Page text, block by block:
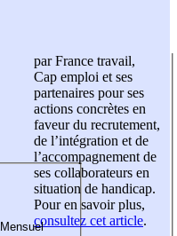
par France travail,
Cap emploi et ses
partenaires pour ses
actions concrètes en
faveur du recrutement,
de l’intégration et de
l’accompagnement de
ses collaborateurs en
situation de handicap.
Pour en savoir plus,
consultez cet article.